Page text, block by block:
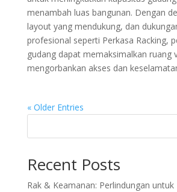
menambah luas bangunan. Dengan
layout yang mendukung, dan
profesional seperti Perkasa Racking,
gudang dapat memaksimalkan ruang
mengorbankan akses dan
« Older Entries
Recent Posts
Rak & Keamanan: Perlindungan untuk